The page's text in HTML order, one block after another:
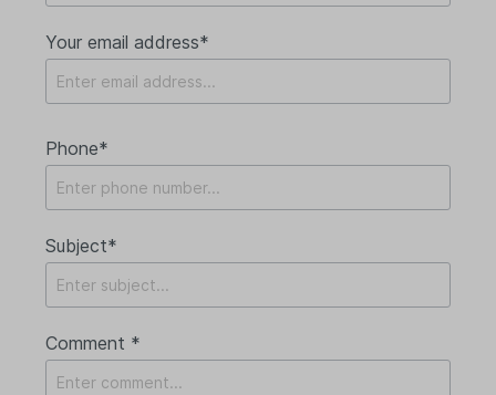
Your email address*
Phone*
Subject*
Comment *